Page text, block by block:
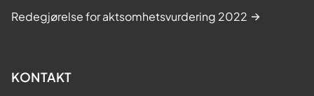
Redegjørelse for aktsomhetsvurdering 2022
KONTAKT